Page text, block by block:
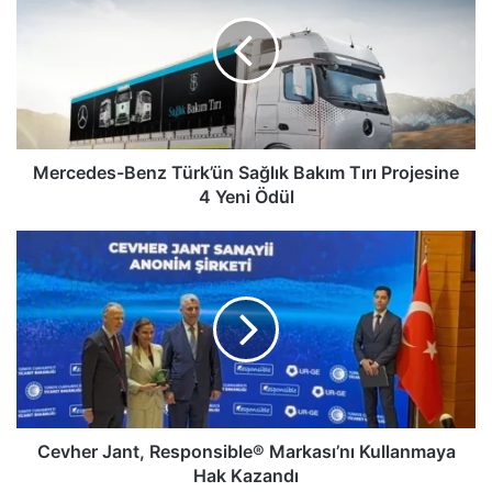
Projesine
Yeni
ÖdülMercedes-Benz Türk’ün Sağlık Bakım Tırı Projesine
4 Yeni Ödül
Jant,
Responsible®
Markası’nı
Kullanmaya
Hak
Kazandı
Cevher Jant, Responsible® Markası’nı Kullanmaya
Hak Kazandı